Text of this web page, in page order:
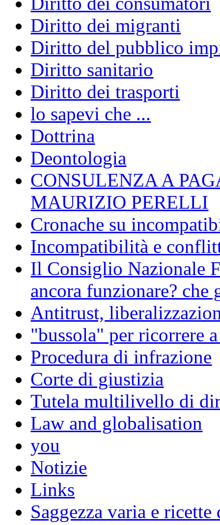
Diritto dei migranti
Diritto del pubblico
Diritto sanitario
Diritto dei trasporti
lo sapevi che ...
Dottrina
Deontologia
CONSULENZA A
MAURIZIO PERELLI
Cronache su
Incompatibilità e
Il Consiglio Nazionale
ancora funzionare? che
Antitrust,
"bussola" per ricorrere
Procedura di infrazione
Corte di giustizia
Tutela multilivello di
Law and globalisation
you
Notizie
Links
Saggezza varia e